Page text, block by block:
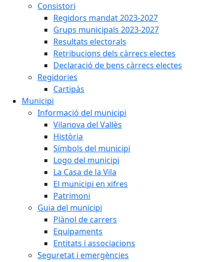
Consistori
Regidors mandat 2023-2027
Grups municipals 2023-2027
Resultats electorals
Retribucions dels càrrecs electes
Declaració de bens càrrecs electes
Regidories
Cartipàs
Municipi
Informació del municipi
Vilanova del Vallès
Història
Símbols del municipi
Logo del municipi
La Casa de la Vila
El municipi en xifres
Patrimoni
Guia del municipi
Plànol de carrers
Equipaments
Entitats i associacions
Seguretat i emergències